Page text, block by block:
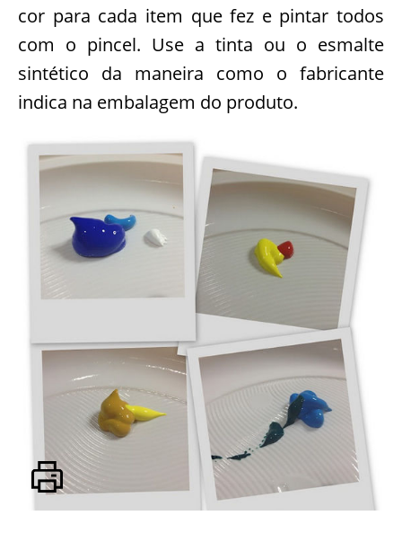
cor para cada item que fez e pintar todos
com o pincel. Use a tinta ou o esmalte
sintético da maneira como o fabricante
indica na embalagem do produto.